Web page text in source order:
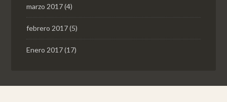
marzo 2017(4)
febrero 2017(5)
Enero 2017(17)